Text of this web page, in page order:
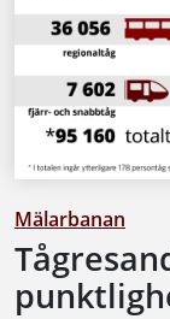
Mälarbanan